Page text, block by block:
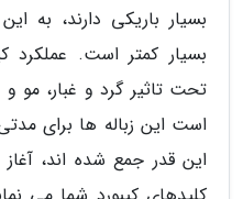
بسیار باریکی دارند، به
بسیار کمتر است. عملکرد
تحت تاثیر گرد و غبار، مو و
است این زباله ها برای
این قدر جمع شده اند،